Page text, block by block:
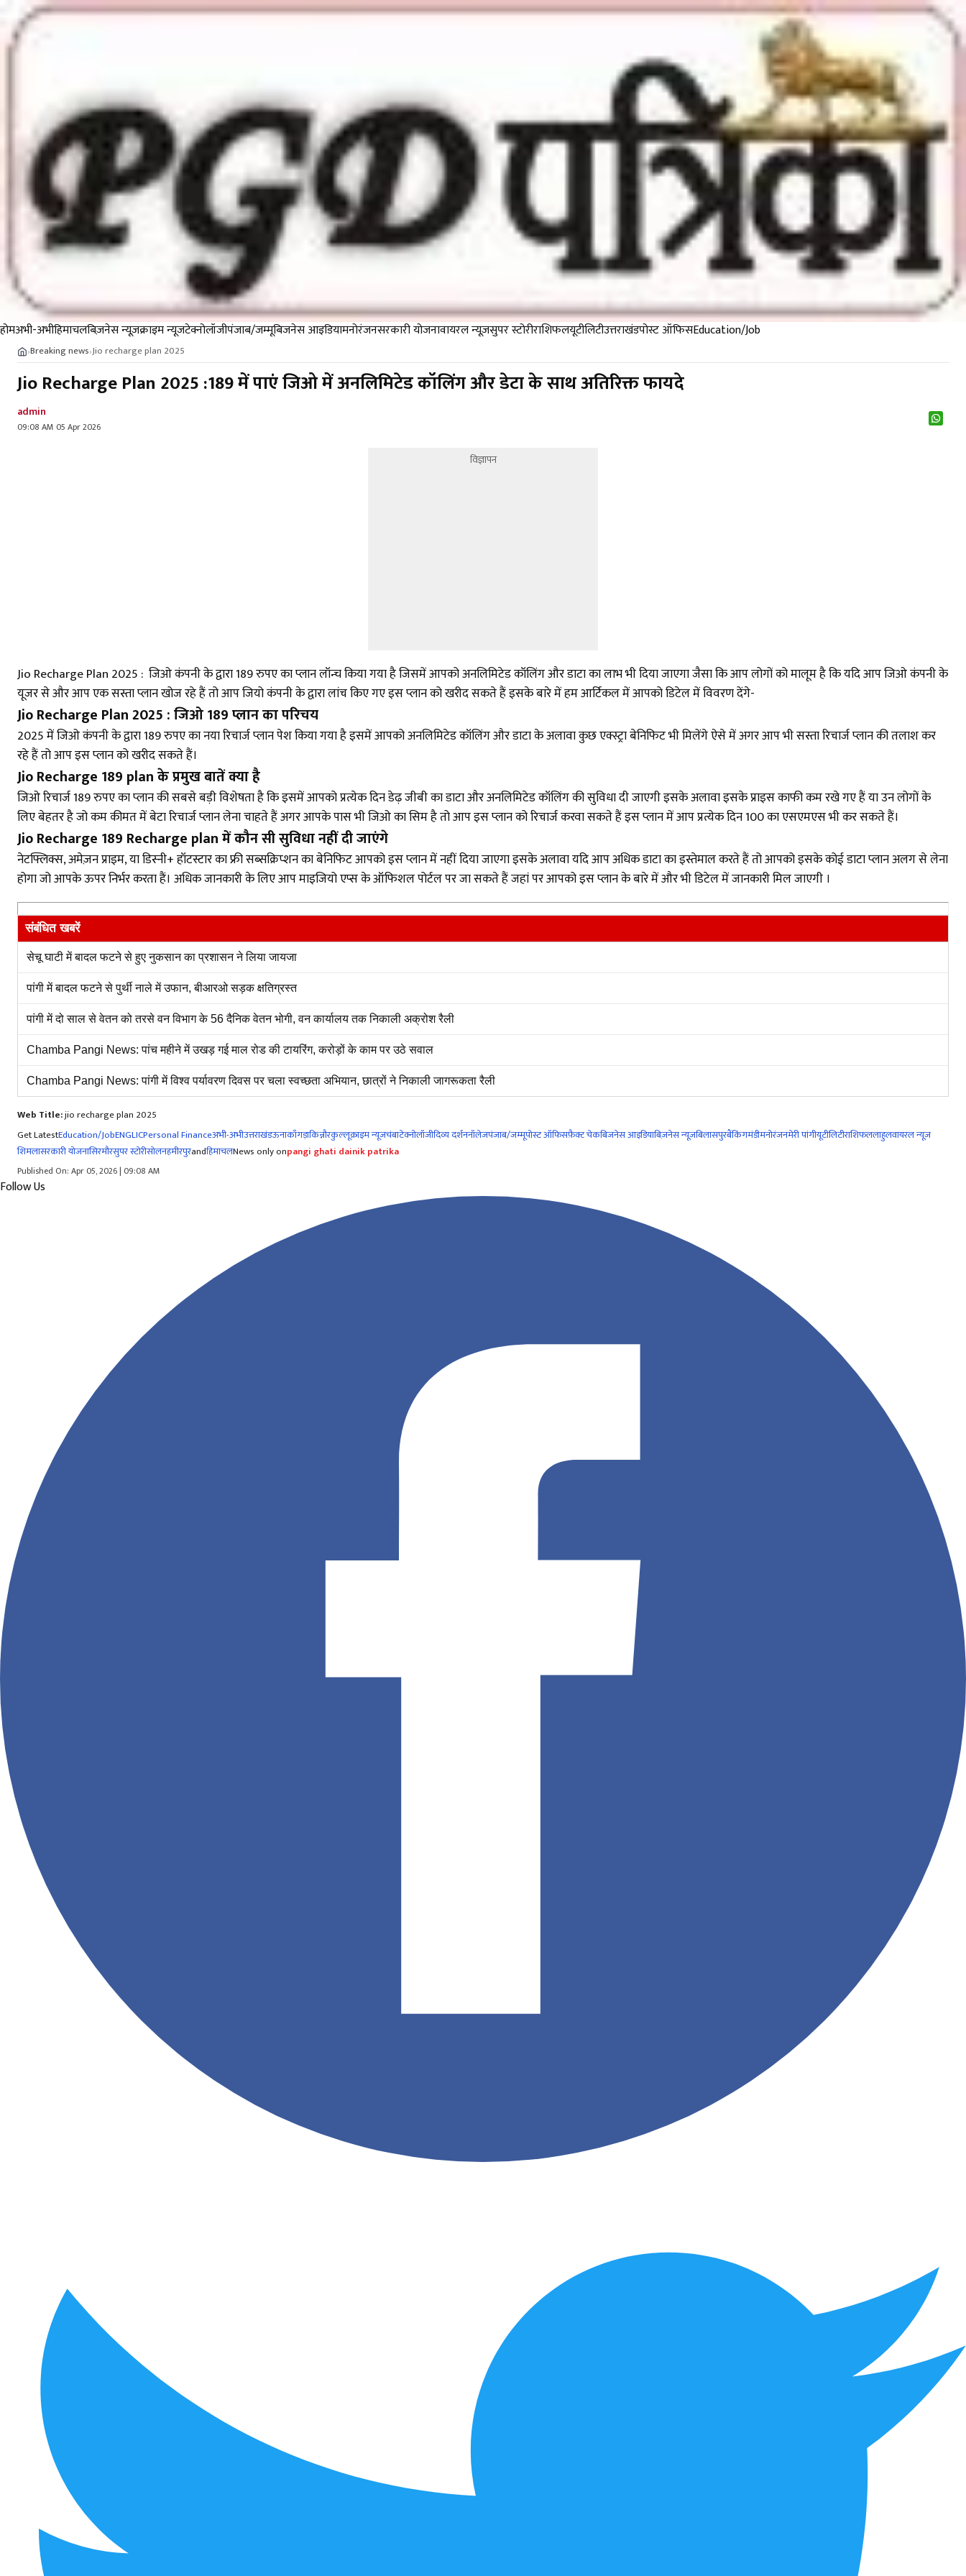
होमअभी-अभीहिमाचलबिज़नेस न्यूज़क्राइम न्यूजटेक्नोलॉजीपंजाब/जम्मूबिजनेस आइडियामनोरंजनसरकारी योजनावायरल न्यूज़सुपर स्टोरीराशिफलयूटीलिटीउत्तराखंडपोस्ट ऑफिसEducation/Job
›Breaking news›Jio recharge plan 2025
Jio Recharge Plan 2025 :189 में पाएं जिओ में अनलिमिटेड कॉलिंग और डेटा के साथ अतिरिक्त फायदे
admin
09:08 AM 05 Apr 2026
विज्ञापन
Jio Recharge Plan 2025 : जिओ कंपनी के द्वारा 189 रुपए का प्लान लॉन्च किया गया है जिसमें आपको अनलिमिटेड कॉलिंग और डाटा का लाभ भी दिया जाएगा जैसा कि आप लोगों को मालूम है कि यदि आप जिओ कंपनी के
यूजर से और आप एक सस्ता प्लान खोज रहे हैं तो आप जियो कंपनी के द्वारा लांच किए गए इस प्लान को खरीद सकते हैं इसके बारे में हम आर्टिकल में आपको डिटेल में विवरण देंगे-
Jio Recharge Plan 2025 : जिओ ₹189 प्लान का परिचय
2025 में जिओ कंपनी के द्वारा 189 रुपए का नया रिचार्ज प्लान पेश किया गया है इसमें आपको अनलिमिटेड कॉलिंग और डाटा के अलावा कुछ एक्स्ट्रा बेनिफिट भी मिलेंगे ऐसे में अगर आप भी सस्ता रिचार्ज प्लान की तलाश कर
रहे हैं तो आप इस प्लान को खरीद सकते हैं।
Jio Recharge 189 plan के प्रमुख बातें क्या है
जिओ रिचार्ज 189 रुपए का प्लान की सबसे बड़ी विशेषता है कि इसमें आपको प्रत्येक दिन डेढ़ जीबी का डाटा और अनलिमिटेड कॉलिंग की सुविधा दी जाएगी इसके अलावा इसके प्राइस काफी कम रखे गए हैं या उन लोगों के
लिए बेहतर है जो कम कीमत में बेटा रिचार्ज प्लान लेना चाहते हैं अगर आपके पास भी जिओ का सिम है तो आप इस प्लान को रिचार्ज करवा सकते हैं इस प्लान में आप प्रत्येक दिन 100 का एसएमएस भी कर सकते हैं।
Jio Recharge 189 Recharge plan में कौन सी सुविधा नहीं दी जाएंगे
नेटफ्लिक्स, अमेज़न प्राइम, या डिस्नी+ हॉटस्टार का फ्री सब्सक्रिप्शन का बेनिफिट आपको इस प्लान में नहीं दिया जाएगा इसके अलावा यदि आप अधिक डाटा का इस्तेमाल करते हैं तो आपको इसके कोई डाटा प्लान अलग से लेना
होगा जो आपके ऊपर निर्भर करता हैं। अधिक जानकारी के लिए आप माइजियो एप्स के ऑफिशल पोर्टल पर जा सकते हैं जहां पर आपको इस प्लान के बारे में और भी डिटेल में जानकारी मिल जाएगी ।
संबंधित खबरें
सेचू घाटी में बादल फटने से हुए नुकसान का प्रशासन ने लिया जायजा
पांगी में बादल फटने से पुर्थी नाले में उफान, बीआरओ सड़क क्षतिग्रस्त
पांगी में दो साल से वेतन को तरसे वन विभाग के 56 दैनिक वेतन भोगी, वन कार्यालय तक निकाली अक्रोश रैली
Chamba Pangi News: पांच महीने में उखड़ गई माल रोड की टायरिंग, करोड़ों के काम पर उठे सवाल
Chamba Pangi News: पांगी में विश्व पर्यावरण दिवस पर चला स्वच्छता अभियान, छात्रों ने निकाली जागरूकता रैली
Web Title:jio recharge plan 2025
Get LatestEducation/JobENGLICPersonal Financeअभी-अभीउत्तराखंडऊनाकाँगड़ाकिन्नौरकुल्लूक्राइम न्यूजचंबाटेक्नोलॉजीदिव्य दर्शननॉलेजपंजाब/जम्मूपोस्ट ऑफिसफ़ैक्ट चेकबिजनेस आइडियाबिज़नेस न्यूज़बिलासपुरबैंकिंगमंडीमनोरंजनमेरी पांगीयूटीलिटीराशिफललाहुलवायरल न्यूज़
शिमलासरकारी योजनासिरमौरसुपर स्टोरीसोलनहमीरपुरandहिमाचलNews only onpangi ghati dainik patrika
Published On: Apr 05, 2026 | 09:08 AM
Follow Us